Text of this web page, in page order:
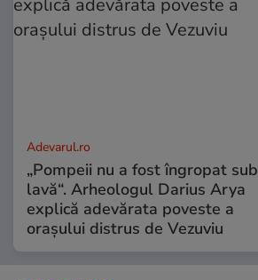
Adevarul.ro
„Pompeii nu a fost îngropat sub
lavă“. Arheologul Darius Arya
explică adevărata poveste a
orașului distrus de Vezuviu